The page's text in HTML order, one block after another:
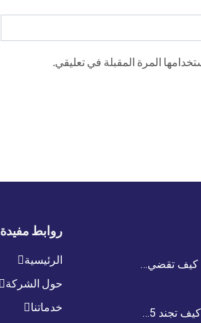
المرة المقبلة في تعليقي.
كيف تقضي…
تجند 5…
روابط مفيدة
الرئيسية
حول الشركة
خدماتنا